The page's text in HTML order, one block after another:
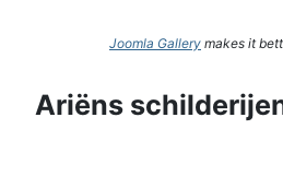
Joomla Gallery makes it
Ariëns